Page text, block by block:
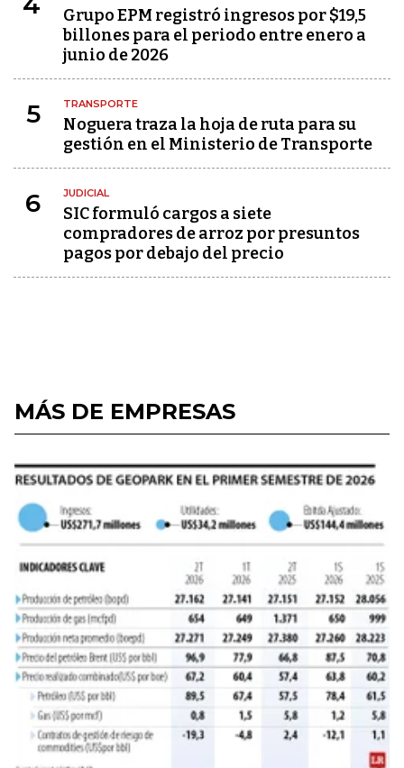
Grupo EPM registró ingresos por $19,5
billones para el periodo entre enero a
junio de 2026
5 TRANSPORTE
Noguera traza la hoja de ruta para su
gestión en el Ministerio de Transporte
6 JUDICIAL
SIC formuló cargos a siete
compradores de arroz por presuntos
pagos por debajo del precio
MÁS DE EMPRESAS